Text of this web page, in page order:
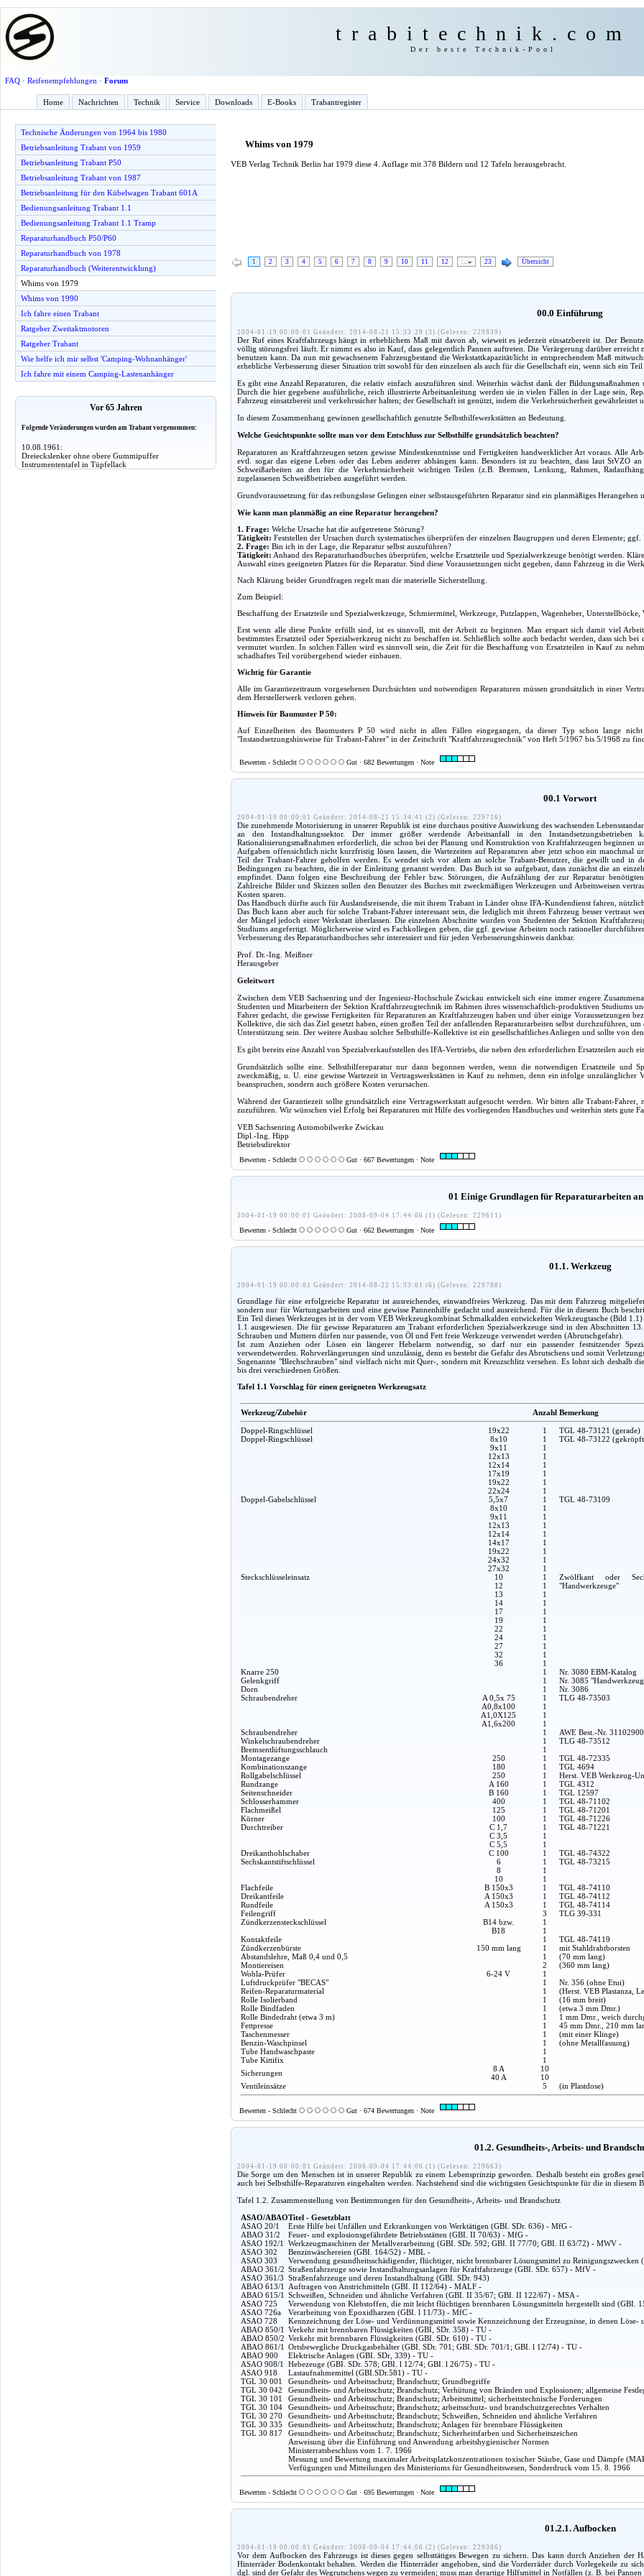
trabitechnik.com
Der beste Technik-Pool
FAQ· Reifenempfehlungen · Forum
Home Nachrichten Technik Service Downloads E-Books Trabantregister
Technische Änderungen von 1964 bis 1980
Betriebsanleitung Trabant von 1959
Betriebsanleitung Trabant P50
Betriebsanleitung Trabant von 1987
Betriebsanleitung für den Kübelwagen Trabant 601A
Bedienungsanleitung Trabant 1.1
Bedienungsanleitung Trabant 1.1 Tramp
Reparaturhandbuch P50/P60
Reparaturhandbuch von 1978
Reparaturhandbuch (Weiterentwicklung)
Whims von 1979
Whims von 1990
Ich fahre einen Trabant
Ratgeber Zweitaktmotoren
Ratgeber Trabant
Wie helfe ich mir selbst 'Camping-Wohnanhänger'
Ich fahre mit einem Camping-Lastenanhänger
Vor 65 Jahren
Folgende Veränderungen wurden am Trabant vorgenommen:
10.08.1961:
Dreieckslenker ohne obere Gummipuffer
Instrumententafel in Tüpfellack
Whims von 1979
VEB Verlag Technik Berlin hat 1979 diese 4. Auflage mit 378 Bildern und 12 Tafeln herausgebracht.
1 2 3 4 5 6 7 8 9 10 11 12 … 23 Übersicht
00.0 Einführung
2004-01-19 00:00:01 Geändert: 2014-08-21 15:33:29 (3) (Gelesen: 229839)
Der Ruf eines Kraftfahrzeugs hängt in erheblichem Maß mit davon ab, wieweit es jederzeit einsatzbereit ist. Der
völlig störungsfrei läuft. Er nimmt es also in Kauf, dass gelegentlich Pannen auftreten. Die Verärgerung darüber
benutzen kann. Da nun mit gewachsenem Fahrzeugbestand die Werkstattkapazität/licht in entsprechendem Maß
erhebliche Verbesserung dieser Situation tritt sowohl für den einzelnen als auch für die Gesellschaft ein, wenn sich ein Teil
Es gibt eine Anzahl Reparaturen, die relativ einfach auszuführen sind. Weiterhin wächst dank der
Durch die hier gegebene ausführliche, reich illustrierte Arbeitsanleitung werden sie in vielen Fällen in der Lage sein,
Fahrzeug einsatzbereit und verkehrssicher halten; der Gesellschaft ist genützt, indem die Verkehrssicherheit gewährleistet
In diesem Zusammenhang gewinnen gesellschaftlich genutzte Selbsthilfewerkstätten an Bedeutung.
Welche Gesichtspunkte sollte man vor dem Entschluss zur Selbsthilfe grundsätzlich beachten?
Reparaturen an Kraftfahrzeugen setzen gewisse Mindestkenntnisse und Fertigkeiten handwerklicher Art voraus. Alle
evtl. sogar das eigene Leben oder das Leben anderer abhängen kann. Besonders ist zu beachten, dass laut StVZO
Schweißarbeiten an den für die Verkehrssicherheit wichtigen Teilen (z.B. Bremsen, Lenkung, Rahmen,
zugelassenen Schweißbetrieben ausgeführt werden.
Grundvoraussetzung für das reibungslose Gelingen einer selbstausgeführten Reparatur sind ein planmäßiges
Wie kann man planmäßig an eine Reparatur herangehen?
1. Frage: Welche Ursache hat die aufgetretene Störung?
Tätigkeit: Feststellen der Ursachen durch systematisches überprüfen der einzelnen Baugruppen und deren Elemente; ggf.
2. Frage: Bin ich in der Lage, die Reparatur selbst auszuführen?
Tätigkeit: Anhand des Reparaturhandbuches überprüfen, welche Ersatzteile und Spezialwerkzeuge benötigt werden.
Auswahl eines geeigneten Platzes für die Reparatur. Sind diese Voraussetzungen nicht gegeben, dann Fahrzeug in die
Nach Klärung beider Grundfragen regelt man die materielle Sicherstellung.
Zum Beispiel:
Beschaffung der Ersatzteile und Spezialwerkzeuge, Schmiermittel, Werkzeuge, Putzlappen, Wagenheber,
Erst wenn alle diese Punkte erfüllt sind, ist es sinnvoll, mit der Arbeit zu beginnen. Man erspart sich damit viel
bestimmtes Ersatzteil oder Spezialwerkzeug nicht zu beschaffen ist. Schließlich sollte auch bedacht werden, dass sich
vermutet wurden. In solchen Fällen wird es sinnvoll sein, die Zeit für die Beschaffung von Ersatzteilen in Kauf zu
schadhaftes Teil vorübergehend wieder einbauen.
Wichtig für Garantie
Alle im Garantiezeitraum vorgesehenen Durchsichten und notwendigen Reparaturen müssen grundsätzlich in einer
dem Herstellerwerk verloren gehen.
Hinweis für Baumuster P 50:
Auf Einzelheiten des Baumusters P 50 wird nicht in allen Fällen eingegangen, da dieser Typ schon lange
"Instandsetzungshinweise für Trabant-Fahrer" in der Zeitschrift "Kraftfahrzeugtechnik" von Heft 5/1967 bis 5/1968 zu
Bewerten - Schlecht Gut · 682 Bewertungen · Note
00.1 Vorwort
2004-01-19 00:00:01 Geändert: 2014-08-21 15:34:41 (2) (Gelesen: 229716)
Die zunehmende Motorisierung in unserer Republik ist eine durchaus positive Auswirkung des wachsenden
an den Instandhaltungssektor. Der immer größer werdende Arbeitsanfall in den
Rationalisierungsmaßnahmen erforderlich, die schon bei der Planung und Konstruktion von Kraftfahrzeugen beginnen
Aufgaben offensichtlich nicht kurzfristig lösen lassen, die Wartezeiten auf Reparaturen aber jetzt schon ein manchmal
Teil der Trabant-Fahrer geholfen werden. Es wendet sich vor allem an solche Trabant-Benutzer, die gewillt und in
Bedingungen zu beachten, die in der Einleitung genannt werden. Das Buch ist so aufgebaut, dass zunächst die an
empfindet. Dann folgen eine Beschreibung der Fehler bzw. Störungen, die Aufzählung der zur Reparatur
Zahlreiche Bilder und Skizzen sollen den Benutzer des Buches mit zweckmäßigen Werkzeugen und Arbeitsweisen
Kosten sparen.
Das Handbuch dürfte auch für Auslandsreisende, die mit ihrem Trabant in Länder ohne IFA-Kundendienst fahren, nützlich
Das Buch kann aber auch für solche Trabant-Fahrer interessant sein, die lediglich mit ihrem Fahrzeug besser vertraut
der Mängel jedoch einer Werkstatt überlassen. Die einzelnen Abschnitte wurden von Studenten der Sektion
Studiums angefertigt. Möglicherweise wird es Fachkollegen geben, die ggf. gewisse Arbeiten noch rationeller
Verbesserung des Reparaturhandbuches sehr interessiert und für jeden Verbesserungshinweis dankbar.
Prof. Dr.-Ing. Meißner
Herausgeber
Geleitwort
Zwischen dem VEB Sachsenring und der Ingenieur-Hochschule Zwickau entwickelt sich eine immer engere
Studenten und Mitarbeitern der Sektion Kraftfahrzeugtechnik im Rahmen ihres wissenschaftlich-produktiven Studiums
Fahrer gedacht, die gewisse Fertigkeiten für Reparaturen an Kraftfahrzeugen haben und über einige Voraussetzungen
Kollektive, die sich das Ziel gesetzt haben, einen großen Teil der anfallenden Reparaturarbeiten selbst durchzuführen,
Unterstützung sein. Der weitere Ausbau solcher Selbsthilfe-Kollektive ist ein gesellschaftliches Anliegen und sollte von
Es gibt bereits eine Anzahl von Spezialverkaufsstellen des IFA-Vertriebs, die neben den erforderlichen Ersatzteilen auch
Grundsätzlich sollte eine. Selbsthilfereparatur nur dann begonnen werden, wenn die notwendigen Ersatzteile und
zweckmäßig, u. U. eine gewisse Wartezeit in Vertragswerkstätten in Kauf zu nehmen, denn ein infolge
beanspruchen, sondern auch größere Kosten verursachen.
Während der Garantiezeit sollte grundsätzlich eine Vertragswerkstatt aufgesucht werden. Wir bitten alle Trabant-
zuzuführen. Wir wünschen viel Erfolg bei Reparaturen mit Hilfe des vorliegenden Handbuches und weiterhin stets gute
VEB Sachsenring Automobilwerke Zwickau
Dipl.-Ing. Hipp
Betriebsdirektor
Bewerten - Schlecht Gut · 667 Bewertungen · Note
01 Einige Grundlagen für Reparaturarbeiten
2004-01-19 00:00:01 Geändert: 2008-09-04 17:44:06 (1) (Gelesen: 229611)
Bewerten - Schlecht Gut · 662 Bewertungen · Note
01.1. Werkzeug
2004-01-19 00:00:01 Geändert: 2014-08-22 15:33:01 (6) (Gelesen: 229788)
Grundlage für eine erfolgreiche Reparatur ist ausreichendes, einwandfreies Werkzeug. Das mit dem Fahrzeug
sondern nur für Wartungsarbeiten und eine gewisse Pannenhilfe gedacht und ausreichend. Für die in diesem Buch
Ein Teil dieses Werkzeuges ist in der vom VEB Werkzeugkombinat Schmalkalden entwickelten Werkzeugtasche (Bild
1.1 ausgewiesen. Die für gewisse Reparaturen am Trabant erforderlichen Spezialwerkzeuge sind in den Abschnitten
Schrauben und Muttern dürfen nur passende, von Öl und Fett freie Werkzeuge verwendet werden (Abrutschgefahr).
Ist zum Anziehen oder Lösen ein längerer Hebelarm notwendig, so darf nur ein passender festsitzender
verwendetwerden. Rohrverlängerungen sind unzulässig, denn es besteht die Gefahr des Abrutschens und somit
Sogenannte "Blechschrauben" sind vielfach nicht mit Quer-, sondern mit Kreuzschlitz versehen. Es lohnt sich deshalb
bis drei verschiedenen Größen.
Tafel 1.1 Vorschlag für einen geeigneten Werkzeugsatz
Werkzeug/Zubehör Anzahl Bemerkung
Doppel-Ringschlüssel 19x22 1
TGL 48-73121 (gerade)
Doppel-Ringschlüssel
8x10
9x11
12x13
12x14
17x19
19x22
22x24
1
1
1
1
1
1
1
TGL 48-73122
Doppel-Gabelschlüssel
5,5x7
8x10
9x11
12x13
12x14
14x17
19x22
24x32
27x32
1
1
1
1
1
1
1
1
1
TGL 48-73109
Steckschlüsseleinsatz
10
12
13
14
17
19
22
24
27
32
36
1
1
1
1
1
1
1
1
1
1
1
Zwölfkant oder
"Handwerkzeuge"
Knarre 250 1
Nr. 3080 EBM-Katalog
Gelenkgriff
1
Nr. 3085
Dorn
1
Nr. 3086
Schraubendreher
A 0,5x 75
A0,8x100
A1,0X125
A1,6x200
1
1
1
1
TLG 48-73503
Schraubendreher 1
AWE Best.-Nr.
Winkelschraubendreher
1
TLG 48-73512
Bremsentlüftungsschlauch
1
Montagezange
250 1
TGL 48-72335
Kombinationszange
180 1
TGL 4694
Rollgabelschlüssel
250 1
Herst. VEB Werkzeug-
Rundzange
A 160 1
TGL 4312
Seitenschneider
B 160 1
TGL 12597
Schlosserhammer
400 1
TGL 48-71102
Flachmeißel
125 1
TGL 48-71201
Körner
100 1
TGL 48-71226
Durchtreiber
C 1,7
C 3,5
C 5,5
1
1
1
TGL 48-71221
Dreikanthohlschaber C 100 1
TGL 48-74322
Sechskantstiftschlüssel
6
8
10
1
1
1
TGL 48-73215
Flachfeile B 150x3 1
TGL 48-74110
Dreikantfeile
A 150x3 1
TGL 48-74112
Rundfeile
A 150x3 1
TGL 48-74114
Feilengriff
3
TLG 39-331
Zündkerzensteckschlüssel
B14 bzw.
B18
1
1
Kontaktfeile
1
TGL 48-74119
Zündkerzenbürste
150 mm lang 1
mit Stahldrahtborsten
Abstandslehre, Maß 0,4 und 0,5
1
(70 mm lang)
Montiereisen
2
(360 mm lang)
Wobla-Prüfer
6-24 V
1
Luftdruckprüfer "BECAS"
1
Nr. 356 (ohne Etui)
Reifen-Reparaturmaterial
1
(Herst. VEB Plastanza,
Rolle Isolierband
1
(16 mm breit)
Rolle Bindfaden
1
(etwa 3 mm Dmr.)
Rolle Bindedraht (etwa 3 m)
1
1 mm Dmr., weich
Fettpresse
1
45 mm Dmr., 210 mm
Taschenmesser
1
(mit einer Klinge)
Benzin-Waschpinsel
1
(ohne Metallfassung)
Tube Handwaschpaste
1
Tube Kittifix
1
Sicherungen
8 A
40 A
10
10
Ventileinsätze
5 (in Plastdose)
Bewerten - Schlecht Gut · 674 Bewertungen · Note
01.2. Gesundheits-, Arbeits- und
2004-01-19 00:00:01 Geändert: 2008-09-04 17:44:06 (1) (Gelesen: 229663)
Die Sorge um den Menschen ist in unserer Republik zu einem Lebensprinzip geworden. Deshalb besteht ein großes
auch bei Selbsthilfe-Reparaturen eingehalten werden. Nachstehend sind die wichtigsten Gesichtspunkte für die in diesem
Tafel 1.2. Zusammenstellung von Bestimmungen für den Gesundheits-, Arbeits- und Brandschutz
ASAO/ABAOTitel - Gesetzblatt
ASAO 20/1
Erste Hilfe bei Unfällen und Erkrankungen von Werktätigen (GBI. SDr. 636) - MfG -
ABAO 31/2
Feuer- und explosionsgefährdete Betriebsstätten (GBI. II 70/63) - MfG -
ASAO 192/1
Werkzeugmaschinen der Metallverarbeitung (GBI. SDr. 592; GBI. II 77/70; GBI. II 63/72) - MWV -
ASAO 302
Benzinwäschereien (GBI. 164/52) - MBL -
ASAO 303
Verwendung gesundheitsschädigender, flüchtiger, nicht brennbarer Lösungsmittel zu
ABAO 361/2 Straßenfahrzeuge sowie Instandhaltungsanlagen für Kraftfahrzeuge (GBI. SDr. 657) - MfV -
ASAO 361/3 Straßenfahrzeuge und deren Instandhaltung (GBI. SDr. 943)
ABAO 613/1
Auftragen von Anstrichmitteln (GBI. II 112/64) - MALF -
ABAO 615/1 Schweißen, Schneiden und ähnliche Verfahren (GBI. II 35/67; GBI. II 122/67) - MSA -
ASAO 725
Verwendung von Klebstoffen, die mit leicht flüchtigen brennbaren Lösungsmitteln hergestellt sind (GBI.
ASAO 726a
Verarbeitung von Epoxidharzen (GBI. l 11/73) - MfC -
ASAO 728
Kennzeichnung der Löse- und Verdünnungsmittel sowie Kennzeichnung der Erzeugnisse, in denen
ABAO 850/1 Verkehr mit brennbaren Flüssigkeiten (GBI, SDr. 358) - TU -
ABAO 850/2 Verkehr mit brennbaren Flüssigkeiten (GBI. SDr. 610) - TU -
ABAO 861/1 Ortsbewegliche Druckgasbehälter (GBI. SDr. 701; GBI. SDr. 701/1; GBI. l 12/74) - TU -
ABAO 900
Elektrische Anlagen (GBI. SDr, 339) - TU -
ASAO 908/1
Hebezeuge (GBI. SDr. 578; GBI. l 12/74; GBI. l 26/75) - TU -
ASAO 918
Lastaufnahmemittel (GBI.SDr.581) - TU -
TGL 30 001
Gesundheits- und Arbeitsschutz; Brandschutz; Grundbegriffe
TGL 30 042
Gesundheits- und Arbeitsschutz; Brandschutz; Verhütung von Bränden und Explosionen; allgemeine
TGL 30 101
Gesundheits- und Arbeitsschutz; Brandschutz; Arbeitsmittel; sicherheitstechnische Forderungen
TGL 30 104
Gesundheits- und Arbeitsschutz; Brandschutz; arbeitsschutz- und brandschutzgerechtes Verhalten
TGL 30 270
Gesundheits- und Arbeitsschutz; Brandschutz; Schweißen, Schneiden und ähnliche Verfahren
TGL 30 335
Gesundheits- und Arbeitsschutz; Brandschutz; Anlagen für brennbare Flüssigkeiten
TGL 30 817
Gesundheits- und Arbeitsschutz; Brandschutz; Sicherheitsfarben und Sicherheitszeichen
Anweisung über die Einführung und Anwendung arbeitshygienischer Normen
Ministerratsbeschluss vom 1. 7. 1966
Messung und Bewertung maximaler Arbeitsplatzkonzentrationen toxischer Stäube, Gase und Dämpfe
Verfügungen und Mitteilungen des Ministeriums für Gesundheitswesen, Sonderdruck vom 15. 8. 1966
Bewerten - Schlecht Gut · 695 Bewertungen · Note
01.2.1. Aufbocken
2004-01-19 00:00:01 Geändert: 2008-09-04 17:44:06 (2) (Gelesen: 229386)
Vor dem Aufbocken des Fahrzeugs ist dieses gegen selbsttätiges Bewegen zu sichern. Das kann durch Anziehen der
Hinterräder Bodenkontakt behalten. Werden die Hinterräder angehoben, sind die Vorderräder durch Vorlegekeile zu
dgl. sind der Gefahr des Wegrutschens wegen zu vermeiden; muss man derartige Hilfsmittel in Notfällen (z. B. bei